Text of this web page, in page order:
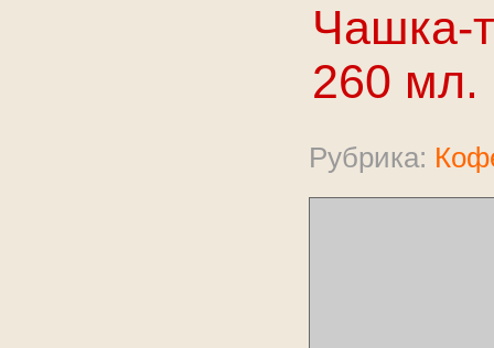
Чашка-
260 мл.
Рубрика: